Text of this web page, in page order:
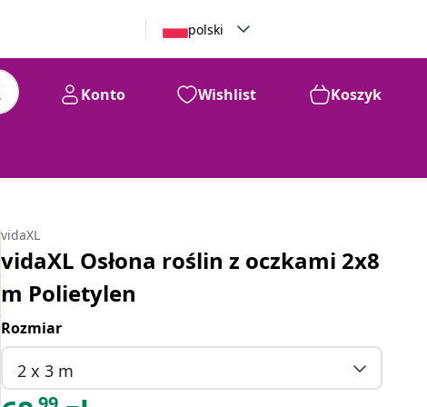
polski
Konto Wishlist Koszyk
vidaXL
vidaXL Osłona roślin z oczkami 2x8
m Polietylen
Rozmiar
2 x 3 m